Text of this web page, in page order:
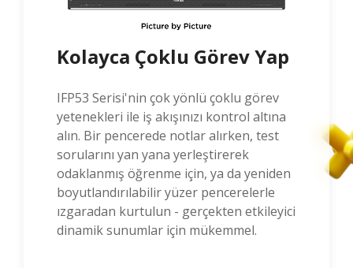
Kolayca Çoklu Görev Yap
IFP53 Serisi'nin çok yönlü çoklu görev
yetenekleri ile iş akışınızı kontrol altına
alın. Bir pencerede notlar alırken, test
sorularını yan yana yerleştirerek
odaklanmış öğrenme için, ya da yeniden
boyutlandırılabilir yüzer pencerelerle
ızgaradan kurtulun - gerçekten etkileyici
dinamik sunumlar için mükemmel.